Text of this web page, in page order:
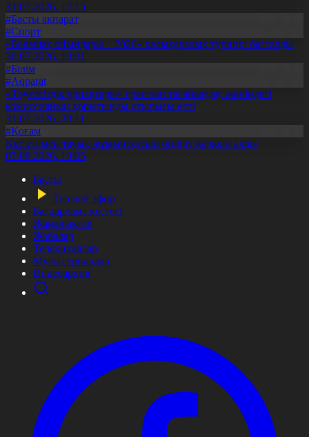
31.07.2026, 17:15
#Басты ақпарат
#Спорт
«Болашақ ойындары – 2026» халықаралық турнирі басталды
30.07.2026, 10:01
#Білім
#Aqparat
«Тәуелсіздік ұрпақтары» грантын тағайындау жөніндегі
комиссияның қорытынды отырысы өтті
31.07.2026, 20:11
#Қоғам
Құс еті мен тауық жұмыртқасын өндіру қарқын алды
07.08.2026, 10:05
Басты
Тікелей эфир
Бағдарлама кестесі
Жаңалықтар
Жобалар
Телехикаялар
Мультсериалдар
Видеоархив